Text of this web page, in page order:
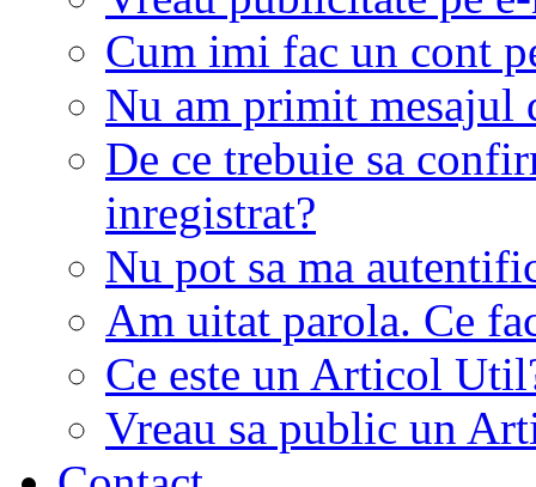
Cum imi fac un cont
Nu am primit mesajul
De ce trebuie sa
inregistrat?
Nu pot sa ma
Am uitat parola. Ce
Ce este un Articol
Vreau sa public un